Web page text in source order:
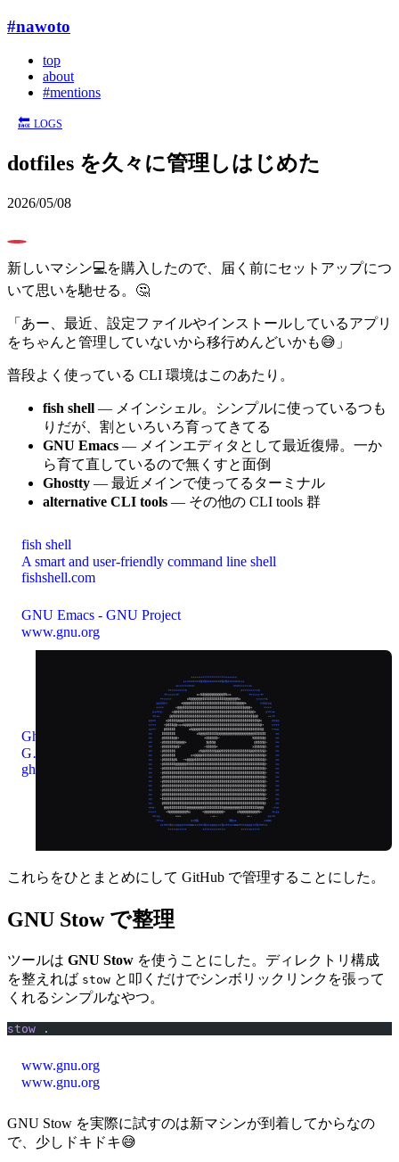
#nawoto
top
about
#mentions
🔙 LOGS
dotfiles を久々に管理しはじめた
2026/05/08
新しいマシン💻を購入したので、届く前にセットアップにつ
いて思いを馳せる。🤔
「あー、最近、設定ファイルやインストールしているアプリ
をちゃんと管理していないから移行めんどいかも😅」
普段よく使っている CLI 環境はこのあたり。
fish shell — メインシェル。シンプルに使っているつも
りだが、割といろいろ育ってきてる
GNU Emacs — メインエディタとして最近復帰。一か
ら育て直しているので無くすと面倒
Ghostty — 最近メインで使ってるターミナル
alternative CLI tools — その他の CLI tools 群
fish shell
A smart and user-friendly command line shell
fishshell.com
GNU Emacs - GNU Project
www.gnu.org
Ghostty
Ghostty is a fast, feature-rich, and cross-platform terminal emulator that uses platform-native UI and GPU acceleration.
これらをひとまとめにして GitHub で管理することにした。
GNU Stow で整理
ツールは GNU Stow を使うことにした。ディレクトリ構成
を整えれば stow と叩くだけでシンボリックリンクを張って
くれるシンプルなやつ。
stow .
www.gnu.org
www.gnu.org
GNU Stow を実際に試すのは新マシンが到着してからなの
で、少しドキドキ😅